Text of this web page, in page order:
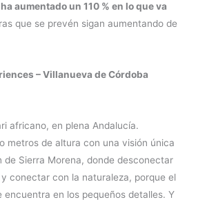
aumentado un 110 % en lo que va
que se prevén sigan aumentando de
– Villanueva de Córdoba
africano, en plena Andalucía.
metros de altura con una visión única
de Sierra Morena, donde desconectar
conectar con la naturaleza, porque el
encuentra en los pequeños detalles. Y